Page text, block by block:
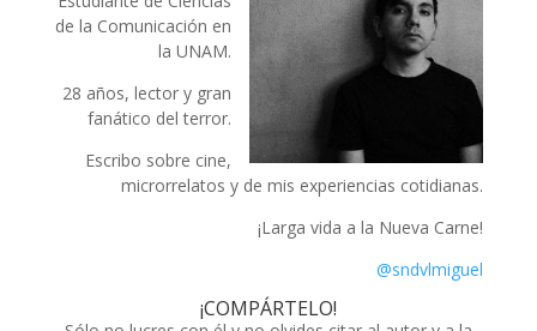
de la Comunicación en
la UNAM.
28 años, lector y gran
fanático del terror.
Escribo sobre cine,
microrrelatos y de mis experiencias cotidianas.
¡Larga vida a la Nueva Carne!
@sndvlmiguel
¡COMPÁRTELO!